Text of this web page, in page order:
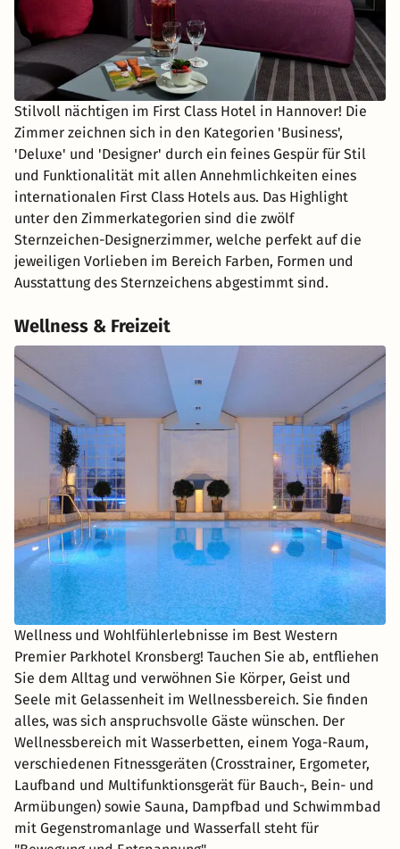
Stilvoll nächtigen im First Class Hotel in Hannover! Die
Zimmer zeichnen sich in den Kategorien 'Business',
'Deluxe' und 'Designer' durch ein feines Gespür für Stil
und Funktionalität mit allen Annehmlichkeiten eines
internationalen First Class Hotels aus. Das Highlight
unter den Zimmerkategorien sind die zwölf
Sternzeichen-Designerzimmer, welche perfekt auf die
jeweiligen Vorlieben im Bereich Farben, Formen und
Ausstattung des Sternzeichens abgestimmt sind.
Wellness & Freizeit
Wellness und Wohlfühlerlebnisse im Best Western
Premier Parkhotel Kronsberg! Tauchen Sie ab, entfliehen
Sie dem Alltag und verwöhnen Sie Körper, Geist und
Seele mit Gelassenheit im Wellnessbereich. Sie finden
alles, was sich anspruchsvolle Gäste wünschen. Der
Wellnessbereich mit Wasserbetten, einem Yoga-Raum,
verschiedenen Fitnessgeräten (Crosstrainer, Ergometer,
Laufband und Multifunktionsgerät für Bauch-, Bein- und
Armübungen) sowie Sauna, Dampfbad und Schwimmbad
mit Gegenstromanlage und Wasserfall steht für